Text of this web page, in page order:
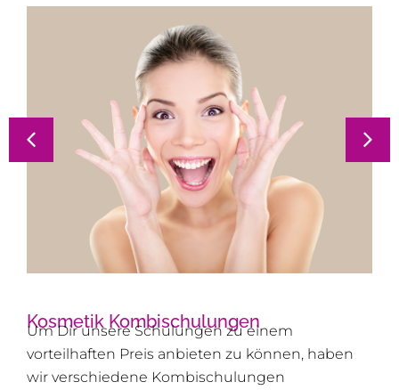
Kosmetik Kombischulungen
Um Dir unsere Schulungen zu einem
vorteilhaften Preis anbieten zu können, haben
wir verschiedene Kombischulungen